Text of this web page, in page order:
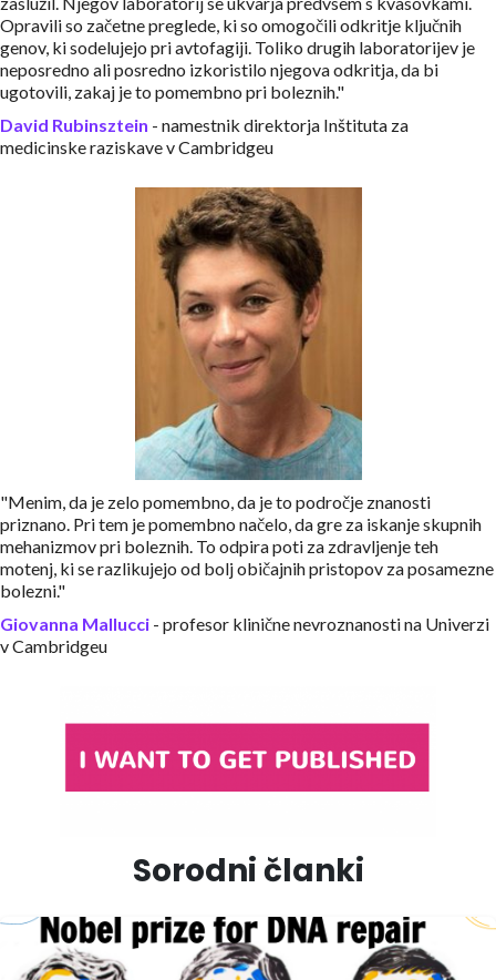
Opravili so začetne preglede, ki so omogočili odkritje ključnih
genov, ki sodelujejo pri avtofagiji. Toliko drugih laboratorijev je
neposredno ali posredno izkoristilo njegova odkritja, da bi
ugotovili, zakaj je to pomembno pri boleznih."
David Rubinsztein - namestnik direktorja Inštituta za
medicinske raziskave v Cambridgeu
"Menim, da je zelo pomembno, da je to področje znanosti
priznano. Pri tem je pomembno načelo, da gre za iskanje skupnih
mehanizmov pri boleznih. To odpira poti za zdravljenje teh
motenj, ki se razlikujejo od bolj običajnih pristopov za posamezne
bolezni."
Giovanna Mallucci - profesor klinične nevroznanosti na Univerzi
v Cambridgeu
Sorodni članki